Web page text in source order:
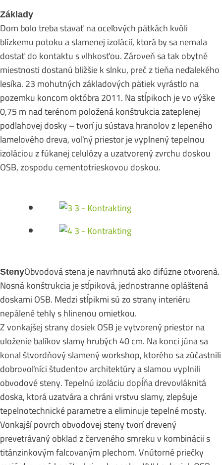
Základy
Dom bolo treba stavať na oceľových pätkách kvôli
blízkemu potoku a slamenej izolácií, ktorá by sa nemala
dostať do kontaktu s vlhkosťou. Zároveň sa tak obytné
miestnosti dostanú bližšie k slnku, preč z tieňa neďalekého
lesíka. 23 mohutných základových pätiek vyrástlo na
pozemku koncom októbra 2011. Na stĺpikoch je vo výške
0,75 m nad terénom položená konštrukcia zateplenej
podlahovej dosky – tvorí ju sústava hranolov z lepeného
lamelového dreva, voľný priestor je vyplnený tepelnou
izoláciou z fúkanej celulózy a uzatvorený zvrchu doskou
OSB, zospodu cementotrieskovou doskou.
StenyObvodová stena je navrhnutá ako difúzne otvorená.
Nosná konštrukcia je stĺpiková, jednostranne opláštená
doskami OSB. Medzi stĺpikmi sú zo strany interiéru
nepálené tehly s hlinenou omietkou.
Z vonkajšej strany dosiek OSB je vytvorený priestor na
uloženie balíkov slamy hrubých 40 cm. Na konci júna sa
konal štvordňový slamený workshop, ktorého sa zúčastnili
dobrovoľníci študentov architektúry a slamou vyplnili
obvodové steny. Tepelnú izoláciu dopĺňa drevovláknitá
doska, ktorá uzatvára a chráni vrstvu slamy, zlepšuje
tepelnotechnické parametre a eliminuje tepelné mosty.
Vonkajší povrch obvodovej steny tvorí drevený
prevetrávaný obklad z červeného smreku v kombinácii s
titánzinkovým falcovaným plechom. Vnútorné priečky